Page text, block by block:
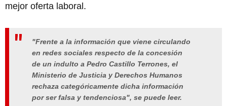
mejor oferta laboral.
"Frente a la información que viene circulando
en redes sociales respecto de la concesión
de un indulto a Pedro Castillo Terrones, el
Ministerio de Justicia y Derechos Humanos
rechaza categóricamente dicha información
por ser falsa y tendenciosa", se puede leer.